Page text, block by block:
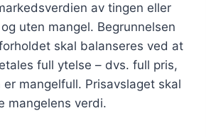
av tingen eller
uten mangel. Begrunnelsen
skal balanseres ved at
full ytelse – dvs. full pris,
mangelfull. Prisavslaget skal
mangelens verdi.